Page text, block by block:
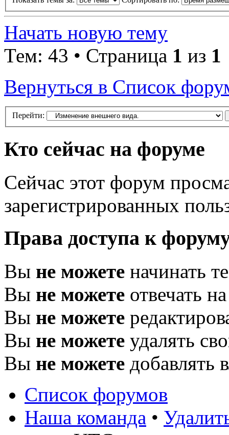
Начать новую тему
Тем: 43 • Страница 1 из 1
Вернуться в Список
Перейти:
Кто сейчас на форуме
Сейчас этот форум
зарегистрированных
Права доступа к
Вы не можете начинать
Вы не можете отвечать
Вы не можете
Вы не можете удалять
Вы не можете добавлять
Список форумов
Наша команда •